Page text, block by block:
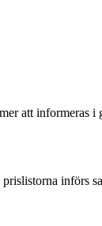
att informeras
införs